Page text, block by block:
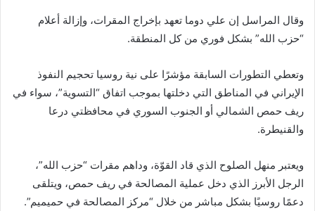
وقال المراسل إن علي دوما تعهد بإخراج المقرات، وإزالة أعلام
“حزب الله” بشكل فوري من كل المنطقة.
وتعطي التطورات السابقة مؤشرًا على نية روسيا تحجيم النفوذ
الإيراني في المناطق التي دخلتها بموجب اتفاق “التسوية”، سواء في
ريف حمص الشمالي أو الجنوب السوري في محافظتي درعا
والقنيطرة.
ويعتبر منهل الصلوح الذي قاد القوّة، وداهم مقرات “حزب الله”،
الرجل الأبرز الذي دخل عملية المصالحة في ريف حمص، ويتلقى
دعمًا روسيًا بشكل مباشر من خلال “مركز المصالحة في حميميم”.